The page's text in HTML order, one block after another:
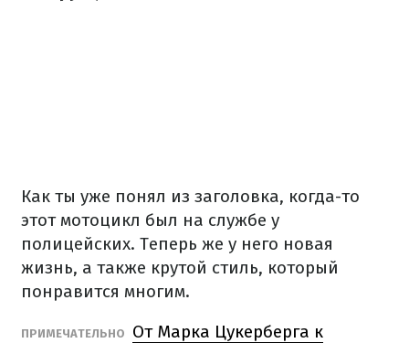
Как ты уже понял из заголовка, когда-то
этот мотоцикл был на службе у
полицейских. Теперь же у него новая
жизнь, а также крутой стиль, который
понравится многим.
ПРИМЕЧАТЕЛЬНО
От Марка Цукерберга к